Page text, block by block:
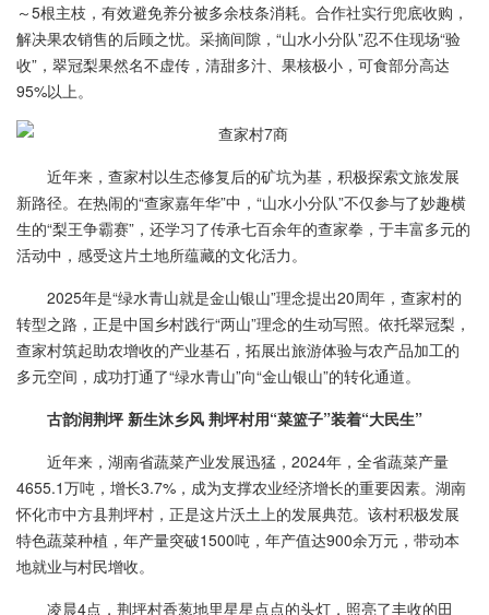
～5根主枝，有效避免养分被多余枝条消耗。合作社实行兜底收购，
解决果农销售的后顾之忧。采摘间隙，“山水小分队”忍不住现场“验
收”，翠冠梨果然名不虚传，清甜多汁、果核极小，可食部分高达
95%以上。
近年来，查家村以生态修复后的矿坑为基，积极探索文旅发展
新路径。在热闹的“查家嘉年华”中，“山水小分队”不仅参与了妙趣横
生的“梨王争霸赛”，还学习了传承七百余年的查家拳，于丰富多元的
活动中，感受这片土地所蕴藏的文化活力。
2025年是“绿水青山就是金山银山”理念提出20周年，查家村的
转型之路，正是中国乡村践行“两山”理念的生动写照。依托翠冠梨，
查家村筑起助农增收的产业基石，拓展出旅游体验与农产品加工的
多元空间，成功打通了“绿水青山”向“金山银山”的转化通道。
古韵润荆坪 新生沐乡风 荆坪村用“菜篮子”装着“大民生”
近年来，湖南省蔬菜产业发展迅猛，2024年，全省蔬菜产量
4655.1万吨，增长3.7%，成为支撑农业经济增长的重要因素。湖南
怀化市中方县荆坪村，正是这片沃土上的发展典范。该村积极发展
特色蔬菜种植，年产量突破1500吨，年产值达900余万元，带动本
地就业与村民增收。
凌晨4点，荆坪村香葱地里星星点点的头灯，照亮了丰收的田